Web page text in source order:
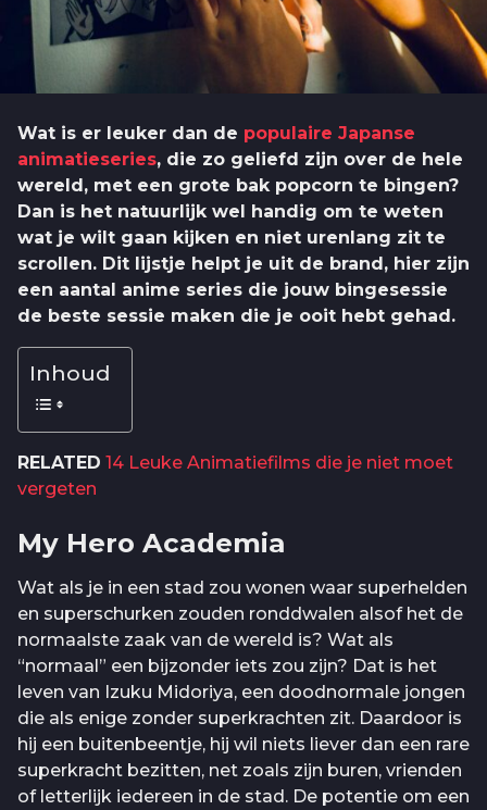
Wat is er leuker dan de populaire Japanse
animatieseries, die zo geliefd zijn over de hele
wereld, met een grote bak popcorn te bingen?
Dan is het natuurlijk wel handig om te weten
wat je wilt gaan kijken en niet urenlang zit te
scrollen. Dit lijstje helpt je uit de brand, hier zijn
een aantal anime series die jouw bingesessie
de beste sessie maken die je ooit hebt gehad.
Inhoud
RELATED 14 Leuke Animatiefilms die je niet moet
vergeten
My Hero Academia
Wat als je in een stad zou wonen waar superhelden
en superschurken zouden ronddwalen alsof het de
normaalste zaak van de wereld is? Wat als
“normaal” een bijzonder iets zou zijn? Dat is het
leven van Izuku Midoriya, een doodnormale jongen
die als enige zonder superkrachten zit. Daardoor is
hij een buitenbeentje, hij wil niets liever dan een rare
superkracht bezitten, net zoals zijn buren, vrienden
of letterlijk iedereen in de stad. De potentie om een